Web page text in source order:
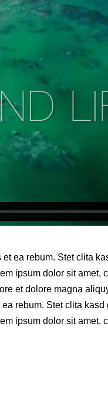
ea rebum. Stet clita
ipsum dolor sit amet,
et dolore magna
rebum. Stet clita
ipsum dolor sit amet,